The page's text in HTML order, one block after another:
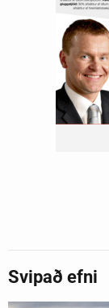
Svipað efni